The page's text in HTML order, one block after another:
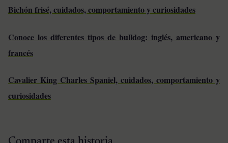
Bichón frisé, cuidados, comportamiento y curiosidades
Conoce los diferentes tipos de bulldog: inglés, americano y
francés
Cavalier King Charles Spaniel, cuidados, comportamiento y
curiosidades